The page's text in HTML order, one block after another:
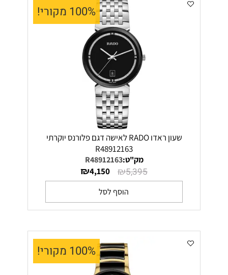
100% מקורי!
שעון ראדו RADO לאישה דגם פלורנס יוקרתי
R48912163
מק"ט:R48912163
₪5,395
₪4,150
הוסף לסל
100% מקורי!